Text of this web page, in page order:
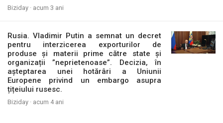
Biziday · acum 3 ani
Rusia. Vladimir Putin a semnat un decret
pentru interzicerea exporturilor de
produse și materii prime către state și
organizații ”neprietenoase”. Decizia, în
așteptarea unei hotărâri a Uniunii
Europene privind un embargo asupra
țițeiului rusesc.
Biziday · acum 4 ani